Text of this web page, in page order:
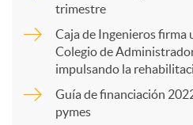
r
trimestre
Caja de Ingenieros firma
Colegio de
impulsando la
Guía de financiación
pymes